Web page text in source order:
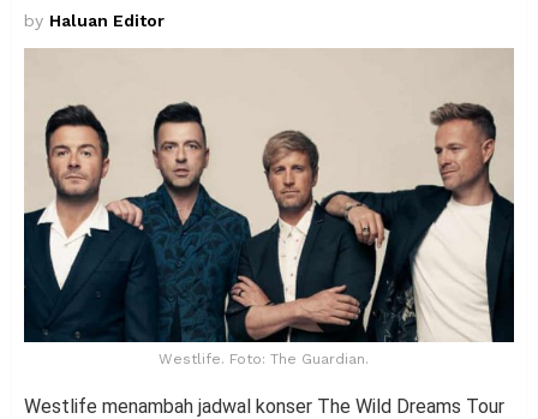
by Haluan Editor
Westlife. Foto: The Guardian.
Westlife menambah jadwal konser The Wild Dreams Tour